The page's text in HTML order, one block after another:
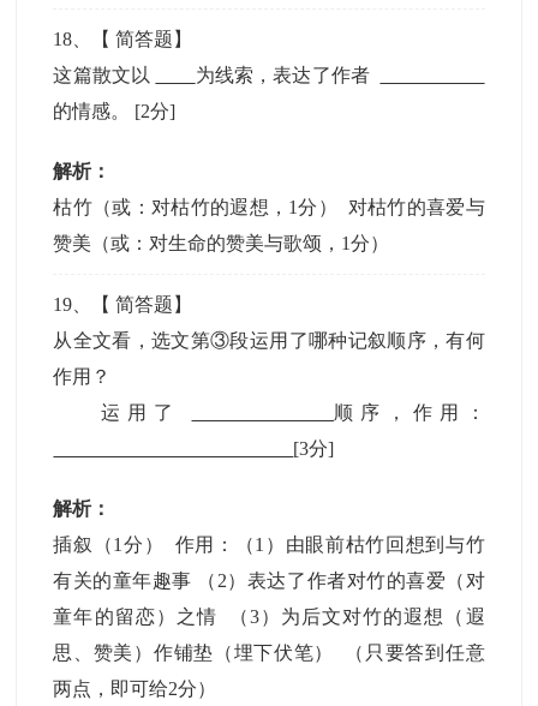
18 、【简答题 】
这篇散文以
为线索，表达了作者
的情感。 [2分]
解析：
枯竹（或：对枯竹的遐想，1分） 对枯竹的喜爱与
赞美（或：对生命的赞美与歌颂，1分）
19 、【简答题 】
从全文看，选文第③段运用了哪种记叙顺序，有何
作用？
运用了
顺序，作用：
[3分]
解析：
插叙（1分） 作用：（1）由眼前枯竹回想到与竹
有关的童年趣事 （2）表达了作者对竹的喜爱（对
童年的留恋）之情 （3）为后文对竹的遐想（遐
思、赞美）作铺垫（埋下伏笔） （只要答到任意
两点，即可给2分）